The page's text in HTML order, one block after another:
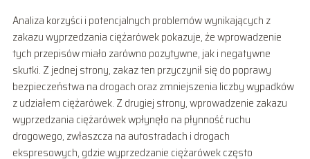
Analiza korzyści i potencjalnych problemów wynikających z
zakazu wyprzedzania ciężarówek pokazuje, że wprowadzenie
tych przepisów miało zarówno pozytywne, jak i negatywne
skutki. Z jednej strony, zakaz ten przyczynił się do poprawy
bezpieczeństwa na drogach oraz zmniejszenia liczby wypadków
z udziałem ciężarówek. Z drugiej strony, wprowadzenie zakazu
wyprzedzania ciężarówek wpłynęło na płynność ruchu
drogowego, zwłaszcza na autostradach i drogach
ekspresowych, gdzie wyprzedzanie ciężarówek często